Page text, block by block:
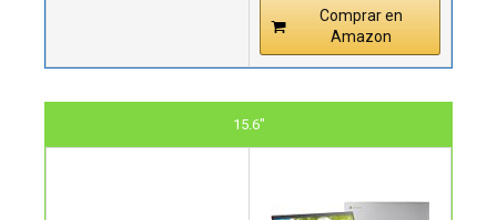
Comprar en
Amazon
15.6"